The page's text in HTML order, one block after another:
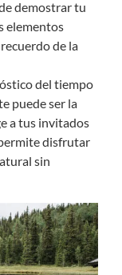
demostrar tu
elementos
de la
del tiempo
puede ser la
a tus invitados
disfrutar
sin